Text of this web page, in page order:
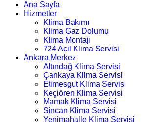
Ana Sayfa
Hizmetler
Klima Bakımı
Klima Gaz Dolumu
Klima Montajı
724 Acil Klima Servisi
Ankara Merkez
Altındağ Klima Servisi
Çankaya Klima Servisi
Etimesgut Klima Servisi
Keçiören Klima Servisi
Mamak Klima Servisi
Sincan Klima Servisi
Yenimahalle Klima Servisi